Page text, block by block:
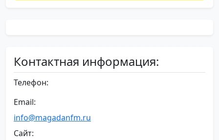
Контактная информация:
Телефон:
Email:
info@magadanfm.ru
Сайт: